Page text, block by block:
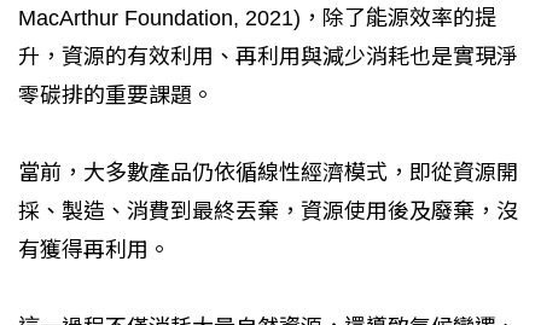
MacArthur Foundation, 2021)，除了能源效率的提
升，資源的有效利用、再利用與減少消耗也是實現淨
零碳排的重要課題。
當前，大多數產品仍依循線性經濟模式，即從資源開
採、製造、消費到最終丟棄，資源使用後及廢棄，沒
有獲得再利用。